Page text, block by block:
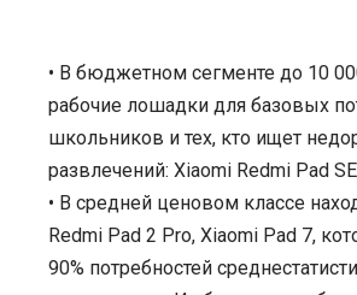
• В бюджетном сегменте до 10
рабочие лошадки для базовых
школьников и тех, кто ищет
развлечений: Xiaomi Redmi Pad
• В средней ценовом классе
Redmi Pad 2 Pro, Xiaomi Pad 7,
90% потребностей